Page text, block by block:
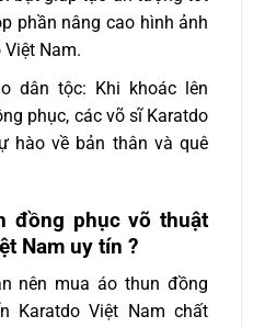
phần nâng cao hình ảnh
Nam.
dân tộc: Khi khoác lên
phục, các võ sĩ Karatdo
hào về bản thân và quê
đồng phục võ thuật
Nam uy tín ?
nên mua áo thun đồng
Karatdo Việt Nam chất